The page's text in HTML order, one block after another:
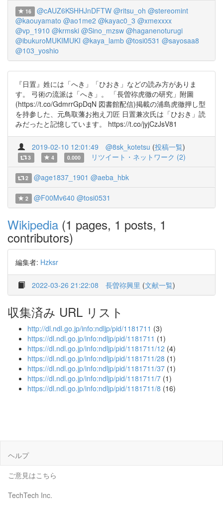
16 @cAUZ6KSHHJnDFTW @ritsu_oh @stereomint
@kaouyamato @ao1me2 @kayac0_3 @xmexxxx
@vp_1910 @krmski @Sino_mzsw @haganenoturugi
@ibukuroMUKIMUKI @kaya_lamb @tosi0531 @sayosaa8
@103_yoshio
『日置』姓には「へき」「ひおき」などの読み方がありま
す。 弓術の流派は「へき」。 「長曽祢虎徹の研究」附圖
(https://t.co/GdmrrGpDqN 図書館配信)掲載の浦島虎徹押し型
を持参した、元鳥取藩お抱え刀匠 日置兼次氏は「ひおき」読
みだったと記憶しています。 https://t.co/jyjCzJsV81
2019-02-10 12:01:49 @8sk_kotetsu (投稿一覧)
3 4 0.000 リツイート・ネットワーク (2)
2 @age1837_1901 @aeba_hbk
2 @F00Mv640 @tosi0531
Wikipedia (1 pages, 1 posts, 1
contributors)
編集者: Hzksr
2022-03-26 21:22:08 長曽祢興里 (文献一覧)
収集済み URL リスト
http://dl.ndl.go.jp/info:ndljp/pid/1181711 (3)
https://dl.ndl.go.jp/info:ndljp/pid/1181711 (1)
https://dl.ndl.go.jp/info:ndljp/pid/1181711/12 (4)
https://dl.ndl.go.jp/info:ndljp/pid/1181711/28 (1)
https://dl.ndl.go.jp/info:ndljp/pid/1181711/37 (1)
https://dl.ndl.go.jp/info:ndljp/pid/1181711/7 (1)
https://dl.ndl.go.jp/info:ndljp/pid/1181711/8 (16)
ヘルプ
ご意見はこちら
TechTech Inc.